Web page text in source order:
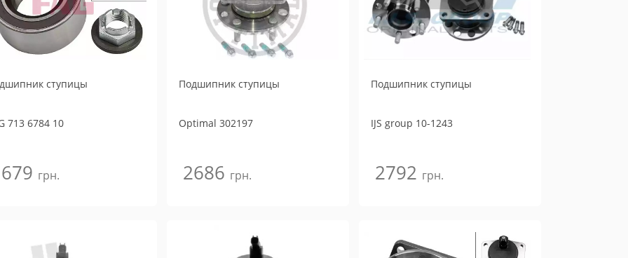
ступицы
713 6784 10
грн.
Подшипник ступицы
Optimal 302197
2686 грн.
Подшипник ступицы
IJS group 10-1243
2792 грн.